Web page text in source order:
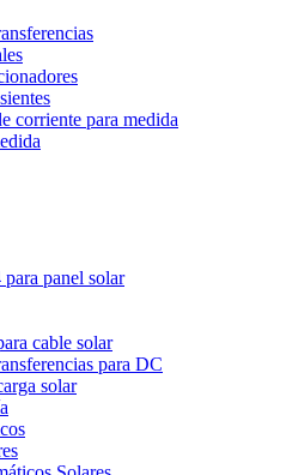
corriente para medida
panel solar
cable solar
para DC
solar